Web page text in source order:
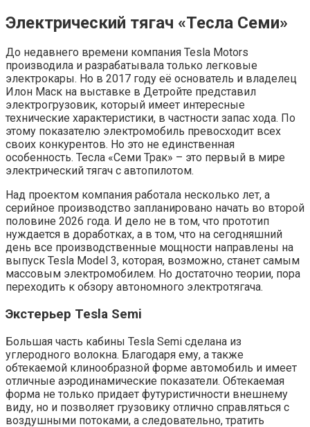
Электрический тягач «Тесла Семи»
До недавнего времени компания Tesla Motors
производила и разрабатывала только легковые
электрокары. Но в 2017 году её основатель и владелец
Илон Маск на выставке в Детройте представил
электрогрузовик, который имеет интересные
технические характеристики, в частности запас хода. По
этому показателю электромобиль превосходит всех
своих конкурентов. Но это не единственная
особенность. Тесла «Семи Трак» – это первый в мире
электрический тягач с автопилотом.
Над проектом компания работала несколько лет, а
серийное производство запланировано начать во второй
половине 2026 года. И дело не в том, что прототип
нуждается в доработках, а в том, что на сегодняшний
день все производственные мощности направлены на
выпуск Tesla Model 3, которая, возможно, станет самым
массовым электромобилем. Но достаточно теории, пора
переходить к обзору автономного электротягача.
Экстерьер Tesla Semi
Большая часть кабины Tesla Semi сделана из
углеродного волокна. Благодаря ему, а также
обтекаемой клинообразной форме автомобиль и имеет
отличные аэродинамические показатели. Обтекаемая
форма не только придает футуристичности внешнему
виду, но и позволяет грузовику отлично справляться с
воздушными потоками, а следовательно, тратить